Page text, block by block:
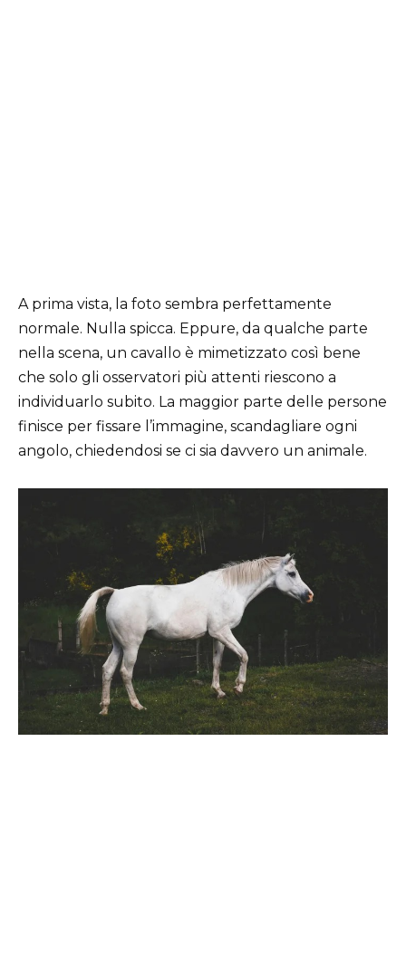
A prima vista, la foto sembra perfettamente
normale. Nulla spicca. Eppure, da qualche parte
nella scena, un cavallo è mimetizzato così bene
che solo gli osservatori più attenti riescono a
individuarlo subito. La maggior parte delle persone
finisce per fissare l’immagine, scandagliare ogni
angolo, chiedendosi se ci sia davvero un animale.